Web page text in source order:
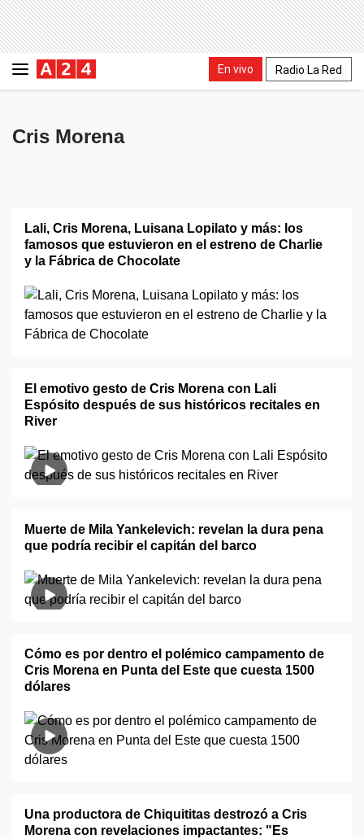
En vivo Radio La Red
Cris Morena
Lali, Cris Morena, Luisana Lopilato y más: los
famosos que estuvieron en el estreno de Charlie
y la Fábrica de Chocolate
El emotivo gesto de Cris Morena con Lali
Espósito después de sus históricos recitales en
River
Muerte de Mila Yankelevich: revelan la dura pena
que podría recibir el capitán del barco
Cómo es por dentro el polémico campamento de
Cris Morena en Punta del Este que cuesta 1500
dólares
Una productora de Chiquititas destrozó a Cris
Morena con revelaciones impactantes: "Es